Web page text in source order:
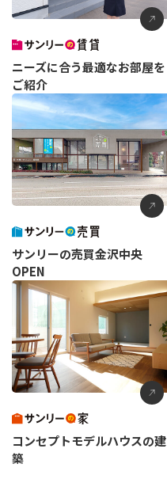
ニーズに合う最適なお部屋を
ご紹介
サンリーの売買金沢中央
OPEN
コンセプトモデルハウスの建
築